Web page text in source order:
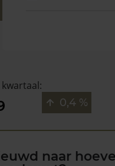
0,4 %
naar